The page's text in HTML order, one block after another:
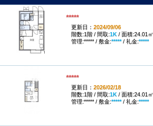
*****
更新日： 2024/09/06
階数:1階 / 間取:1K/ 面積:24.01㎡
管理:***** / 敷金:*****/ 礼金:*****
*****
更新日： 2026/02/18
階数:1階 / 間取:1K/ 面積:24.01㎡
管理:***** / 敷金:*****/ 礼金:*****